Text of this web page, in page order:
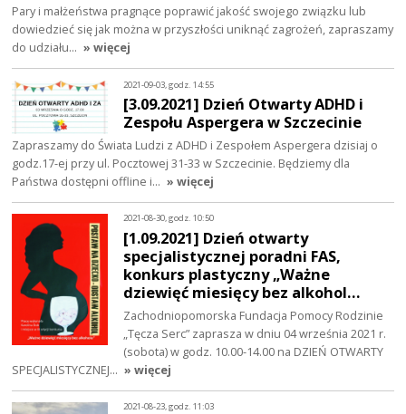
Pary i małżeństwa pragnące poprawić jakość swojego związku lub
dowiedzieć się jak można w przyszłości uniknąć zagrożeń, zapraszamy
do udziału… » więcej
2021-09-03, godz. 14:55
[3.09.2021] Dzień Otwarty ADHD i
Zespołu Aspergera w Szczecinie
Zapraszamy do Świata Ludzi z ADHD i Zespołem Aspergera dzisiaj o
godz.17-ej przy ul. Pocztowej 31-33 w Szczecinie. Będziemy dla
Państwa dostępni offline i… » więcej
2021-08-30, godz. 10:50
[1.09.2021] Dzień otwarty
specjalistycznej poradni FAS,
konkurs plastyczny „Ważne
dziewięć miesięcy bez alkohol…
Zachodniopomorska Fundacja Pomocy Rodzinie
„Tęcza Serc” zaprasza w dniu 04 września 2021 r.
(sobota) w godz. 10.00-14.00 na DZIEŃ OTWARTY
SPECJALISTYCZNEJ… » więcej
2021-08-23, godz. 11:03